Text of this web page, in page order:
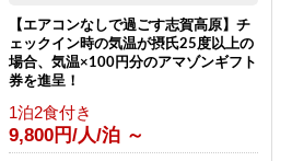
【エアコンなしで過ごす志賀高原】チ
ェックイン時の気温が摂氏25度以上の
場合、気温×100円分のアマゾンギフト
券を進呈！
1泊2食付き
9,800円/人/泊 ～